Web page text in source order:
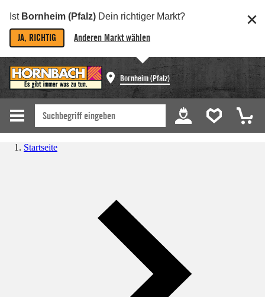
Ist Bornheim (Pfalz) Dein richtiger Markt?
JA, RICHTIG Anderen Markt wählen
Bornheim (Pfalz)
Startseite